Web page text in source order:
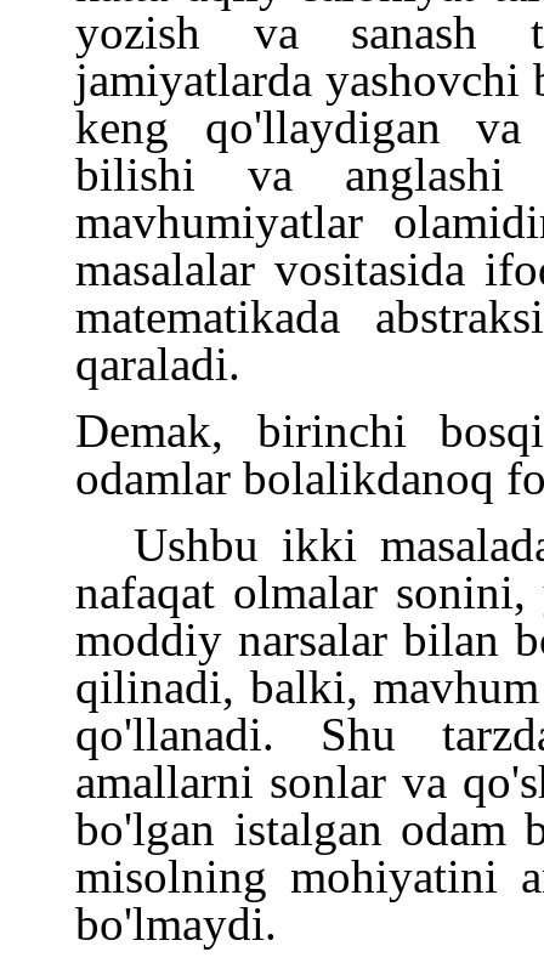
yozish va sanash
jamiyatlarda yashovchi
keng qo'llaydigan va
bilishi va anglashi
mavhumiyatlar
masalalar vositasida
matematikada
qaraladi.
Demak, birinchi
odamlar bolalikdanoq
Ushbu ikki
nafaqat olmalar
moddiy narsalar bilan
qilinadi, balki,
qo'llanadi. Shu
amallarni sonlar va
bo'lgan istalgan odam
misolning mohiyatini
bo'lmaydi.